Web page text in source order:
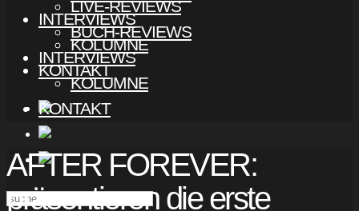
INTERVIEWS
KOLUMNE
KONTAKT
LIVE-REVIEWS
BUCH-REVIEWS
INTERVIEWS
KOLUMNE
KONTAKT
AFTER FOREVER:
präsentieren die erste